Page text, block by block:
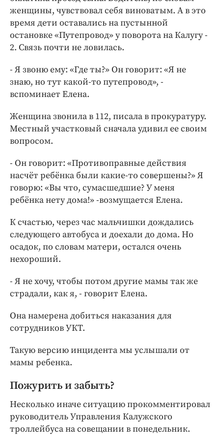
женщины, чувствовал себя виноватым. А в это
время дети оставались на пустынной
остановке «Путепровод» у поворота на Калугу -
2. Связь почти не ловилась.
- Я звоню ему: «Где ты?» Он говорит: «Я не
знаю, но тут какой-то путепровод», -
вспоминает Елена.
Женщина звонила в 112, писала в прокуратуру.
Местный участковый сначала удивил ее своим
вопросом.
- Он говорит: «Противоправные действия
насчёт ребёнка были какие-то совершены?» Я
говорю: «Вы что, сумасшедшие? У меня
ребёнка нету дома!» -возмущается Елена.
К счастью, через час мальчишки дождались
следующего автобуса и доехали до дома. Но
осадок, по словам матери, остался очень
нехороший.
- Я не хочу, чтобы потом другие мамы так же
страдали, как я, - говорит Елена.
Она намерена добиться наказания для
сотрудников УКТ.
Такую версию инцидента мы услышали от
мамы ребенка.
Пожурить и забыть?
Несколько иначе ситуацию прокомментировал
руководитель Управления Калужского
троллейбуса на совещании в понедельник.